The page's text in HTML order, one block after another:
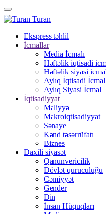
Turan
Ekspress təhlil
İcmallar
Media İcmalı
Həftəlik iqtisadi
Həftəlik siyasi icmal
Aylıq İqtisadi İcmal
Aylıq Siyasi İcmal
İqtisadiyyat
Maliyyə
Makroiqtisadiyyat
Sənaye
Kənd təsərrüfatı
Biznes
Daxili siyasət
Qanunvericilik
Dövlət quruculuğu
Cəmiyyət
Gender
Din
İnsan Hüquqları